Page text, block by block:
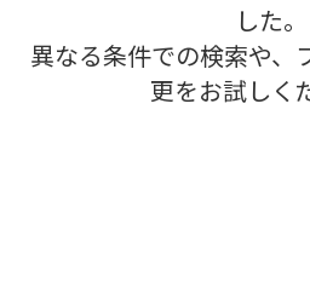
した。
異なる条件での検索や、
更をお試しく